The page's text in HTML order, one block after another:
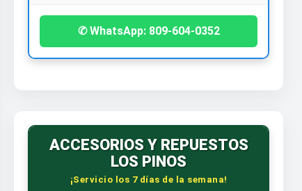
✆ WhatsApp: 809-604-0352
ACCESORIOS Y REPUESTOS
LOS PINOS
¡Servicio los 7 días de la semana!